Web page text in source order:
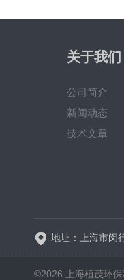
关于我们
公司简介
新闻动态
技术文章
地址：上海市闵
©2026 上海植茂环